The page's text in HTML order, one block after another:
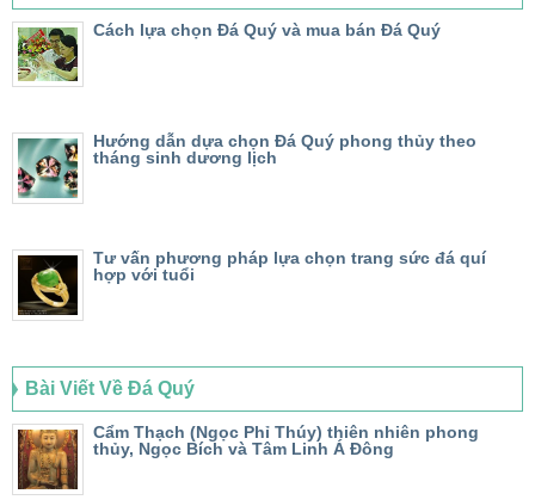
Cách lựa chọn Đá Quý và mua bán Đá Quý
Hướng dẫn dựa chọn Đá Quý phong thủy theo
tháng sinh dương lịch
Tư vấn phương pháp lựa chọn trang sức đá quí
hợp với tuổi
Bài Viết Về Đá Quý
Cẩm Thạch (Ngọc Phỉ Thúy) thiên nhiên phong
thủy, Ngọc Bích và Tâm Linh Á Đông